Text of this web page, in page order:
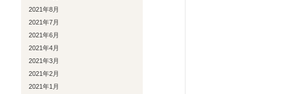
2021年8月
2021年7月
2021年6月
2021年4月
2021年3月
2021年2月
2021年1月